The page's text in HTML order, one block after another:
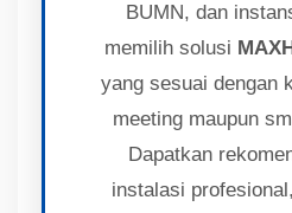
BUMN, dan
memilih solusi
yang sesuai dengan
meeting maupun
Dapatkan
instalasi